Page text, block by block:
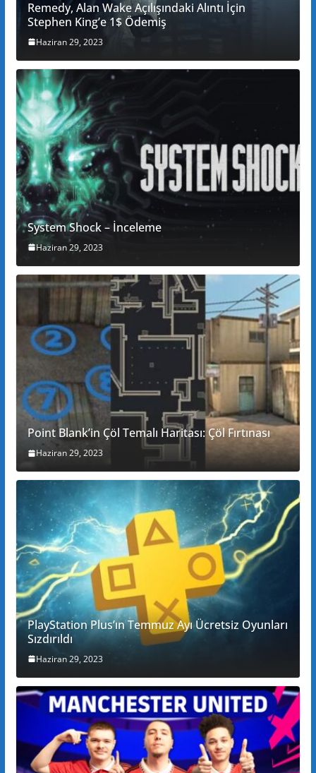
Remedy, Alan Wake Açılışındaki Alıntı İçin
Stephen King’e 1$ Ödemiş
Haziran 29, 2023
System Shock – İnceleme
Haziran 29, 2023
Point Blank’in Çöl Temalı Haritası: Çöl Fırtınası
Haziran 29, 2023
PlayStation Plus’ın Temmuz Ayı Ücretsiz Oyunları
Sızdırıldı
Haziran 29, 2023